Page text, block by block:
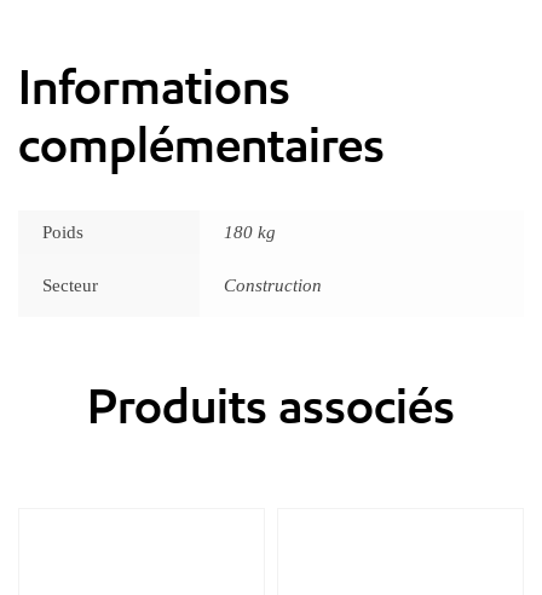
Informations
complémentaires
Poids 180 kg
Secteur Construction
Produits associés